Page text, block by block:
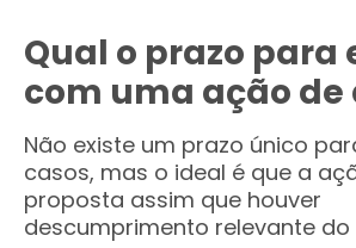
Qual o prazo para
com uma ação de
Não existe um prazo único
casos, mas o ideal é que a
proposta assim que houver
descumprimento relevante